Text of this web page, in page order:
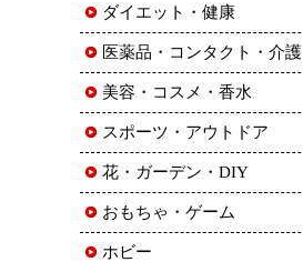
ダイエット・健康
医薬品・コンタクト・介護
美容・コスメ・香水
スポーツ・アウトドア
花・ガーデン・DIY
おもちゃ・ゲーム
ホビー